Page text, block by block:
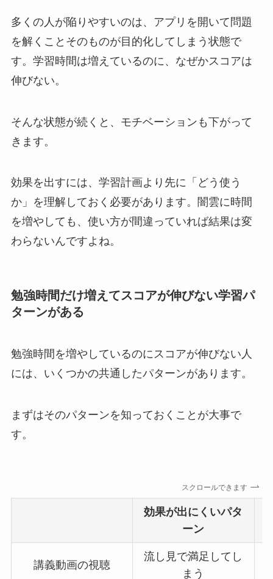
多くの人が陥りやすいのは、アプリを開いて問題
を解くことそのものが目的化してしまう状態で
す。学習時間は増えているのに、なぜかスコアは
伸びない。
そんな状態が続くと、モチベーションも下がって
きます。
効果を出すには、学習計画より先に「どう使う
か」を理解しておく必要があります。闇雲に時間
を増やしても、使い方が間違っていれば結果は変
わらないんですよね。
勉強時間だけ増えてスコアが伸びない学習パ
ターンがある
勉強時間を増やしているのにスコアが伸びない人
には、いくつかの共通したパターンがあります。
まずはそのパターンを知っておくことが大事で
す。
スクロールできます
効果が出にくいパタ
ーン
講義動画の視聴
流し見で満足してし
まう